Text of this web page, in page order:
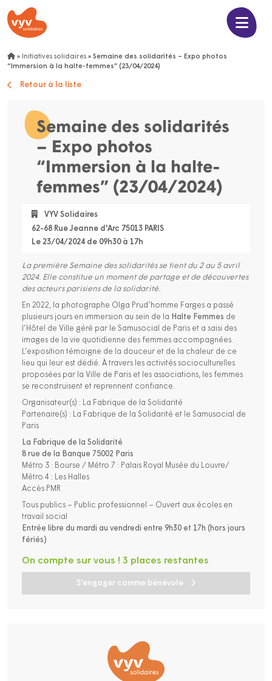
» Initiatives solidaires » Semaine des solidarités – Expo photos
“Immersion à la halte-femmes” (23/04/2024)
Retour à la liste
Semaine des solidarités
– Expo photos
“Immersion à la halte-
femmes” (23/04/2024)
VYV Solidaires
62-68 Rue Jeanne d'Arc 75013 PARIS
Le 23/04/2024 de 09h30 à 17h
La première Semaine des solidarités se tient du 2 au 5 avril
2024. Elle constitue un moment de partage et de découvertes
des acteurs parisiens de la solidarité.
En 2022, la photographe Olga Prud’homme Farges a passé
plusieurs jours en immersion au sein de la Halte Femmes de
l’Hôtel de Ville géré par le Samusocial de Paris et a saisi des
images de la vie quotidienne des femmes accompagnées.
L’exposition témoigne de la douceur et de la chaleur de ce
lieu qui leur est dédié. À travers les activités socioculturelles
proposées par la Ville de Paris et les associations, les femmes
se reconstruisent et reprennent confiance.
Organisateur(s) : La Fabrique de la Solidarité
Partenaire(s) : La Fabrique de la Solidarité et le Samusocial de
Paris
La Fabrique de la Solidarité
8 rue de la Banque 75002 Paris
Métro 3 : Bourse / Métro 7 : Palais Royal Musée du Louvre/
Métro 4 : Les Halles
Accès PMR
Tous publics – Public professionnel – Ouvert aux écoles en
travail social
Entrée libre du mardi au vendredi entre 9h30 et 17h (hors jours
fériés)
S'engager comme bénévole
On compte sur vous ! 3 places restantes